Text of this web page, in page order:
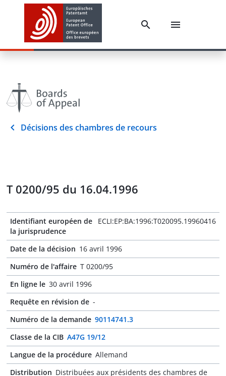
Décisions des chambres de recours
T 0200/95 du 16.04.1996
Identifiant européen de
la jurisprudence
ECLI:EP:BA:1996:T020095.19960416
Date de la décision 16 avril 1996
Numéro de l'affaire T 0200/95
En ligne le 30 avril 1996
Requête en révision de -
Numéro de la demande 90114741.3
Classe de la CIB A47G 19/12
Langue de la procédure Allemand
Distribution Distribuées aux présidents des chambres de